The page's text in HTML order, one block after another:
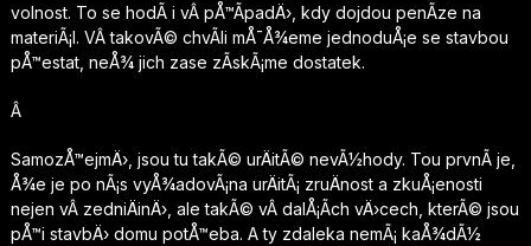
volnost. To se hodÃ­ i vÂ pÅ™Ã­padÄ›, kdy dojdou penÃ­ze na
materiÃ¡l. VÂ takovÃ© chvÃ­li mÅ¯Å¾eme jednoduÅ¡e se stavbou
pÅ™estat, neÅ¾ jich zase zÃ­skÃ¡me dostatek.
Â
SamozÅ™ejmÄ›, jsou tu takÃ© urÄitÃ© nevÃ½hody. Tou prvnÃ­ je,
Å¾e je po nÃ¡s vyÅ¾adovÃ¡na urÄitÃ¡ zruÄnost a zkuÅ¡enosti
nejen vÂ zedniÄinÄ›, ale takÃ© vÂ dalÅ¡Ã­ch vÄ›cech, kterÃ© jsou
pÅ™i stavbÄ› domu potÅ™eba. A ty zdaleka nemÃ¡ kaÅ¾dÃ½